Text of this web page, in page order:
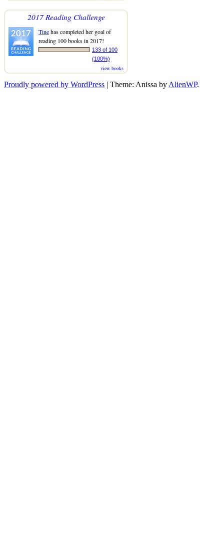
2017 Reading Challenge
Tinehas completed her goal of
reading 100 books in 2017!
133 of 100
(100%)
view books
Proudly powered by WordPress | Theme: Anissa by AlienWP.